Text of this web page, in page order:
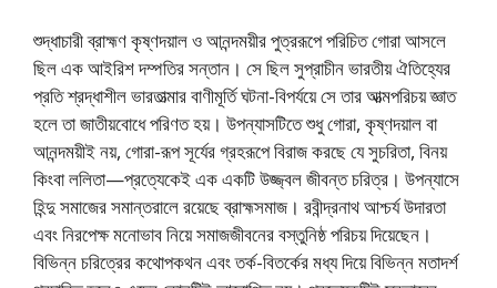
শুদ্ধাচারী ব্রাহ্মণ কৃষ্ণদয়াল ও আনন্দময়ীর পুত্ররূপে পরিচিত গােরা আসলে
ছিল এক আইরিশ দম্পতির সন্তান। সে ছিল সুপ্রাচীন ভারতীয় ঐতিহ্যের
প্রতি শ্রদ্ধাশীল ভারতাত্মার বাণীমূর্তি ঘটনা-বিপর্যয়ে সে তার আত্মপরিচয় জ্ঞাত
হলে তা জাতীয়বােধে পরিণত হয়। উপন্যাসটিতে শুধু গােরা, কৃষ্ণদয়াল বা
আনন্দময়ীই নয়, গােরা-রূপ সূর্যের গ্রহরূপে বিরাজ করছে যে সুচরিতা, বিনয়
কিংবা ললিতা—প্রত্যেকেই এক একটি উজ্জ্বল জীবন্ত চরিত্র। উপন্যাসে
হিন্দু সমাজের সমান্তরালে রয়েছে ব্রাহ্মসমাজ। রবীন্দ্রনাথ আশ্চর্য উদারতা
এবং নিরপেক্ষ মনােভাব নিয়ে সমাজজীবনের বস্তুনিষ্ঠ পরিচয় দিয়েছেন।
বিভিন্ন চরিত্রের কথােপকথন এবং তর্ক-বিতর্কের মধ্য দিয়ে বিভিন্ন মতাদর্শ